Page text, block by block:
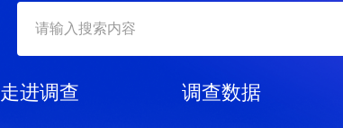
走进调查 调查数据